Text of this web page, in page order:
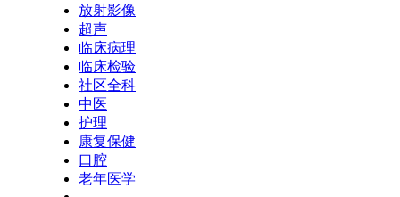
放射影像
超声
临床病理
临床检验
社区全科
中医
护理
康复保健
口腔
老年医学